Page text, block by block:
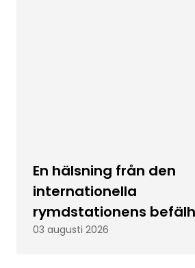
En hälsning från den
internationella
rymdstationens
03 augusti 2026